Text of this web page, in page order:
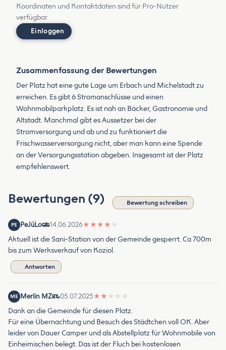
Koordinaten und Kontaktdaten sind für Pro-Nutzer
verfügbar.
Einloggen
Zusammenfassung der Bewertungen
Der Platz hat eine gute Lage um Erbach und Michelstadt zu
erreichen. Es gibt 6 Stromanschlüsse und einen
Wohnmobilparkplatz. Es ist nah an Bäcker, Gastronomie und
Altstadt. Manchmal gibt es Aussetzer bei der
Stromversorgung und ab und zu funktioniert die
Frischwasserversorgung nicht, aber man kann eine Spende
an der Versorgungsstation abgeben. Insgesamt ist der Platz
empfehlenswert.
Bewertungen (9) Bewertung schreiben
PE PeJüLo 14.06.2026★ ★ ★ ★ ★
Aktuell ist die Sani-Station von der Gemeinde gesperrt. Ca 700m
bis zum Werksverkauf von Koziol.
Antworten
ME Merlin MZ 05.07.2025★ ★ ★ ★ ★
Dank an die Gemeinde für diesen Platz.
Für eine Übernachtung und Besuch des Städtchen voll OK. Aber
leider von Dauer Camper und als Abstellplatz für Wohnmobile von
Einheimischen belegt. Das ist der Fluch bei kostenlosen